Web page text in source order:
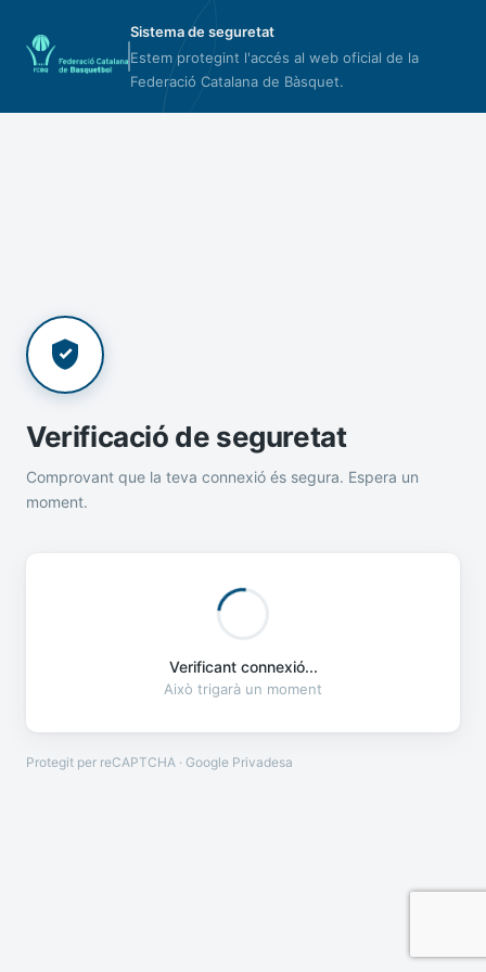
Sistema de seguretat
Estem protegint l'accés al web oficial de la
Federació Catalana de Bàsquet.
Verificació de seguretat
Comprovant que la teva connexió és segura. Espera un
moment.
Verificant connexió...
Això trigarà un moment
Protegit per reCAPTCHA · Google Privadesa